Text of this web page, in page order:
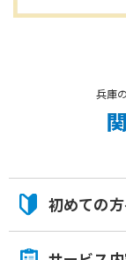
兵庫
初めての